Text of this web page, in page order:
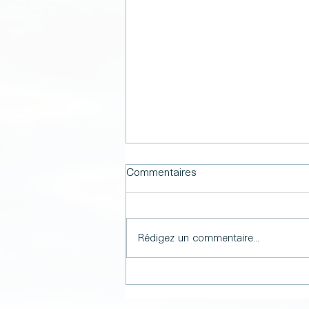
Commentaires
Rédigez un commentaire...